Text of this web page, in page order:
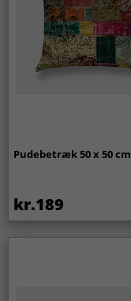
Pudebetræk 50 x 50 cm
kr.189